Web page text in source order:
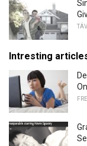
Intresting